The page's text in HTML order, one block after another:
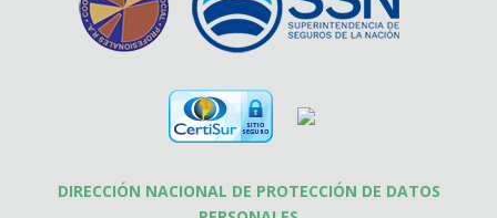
DIRECCIÓN NACIONAL DE PROTECCIÓN DE DATOS